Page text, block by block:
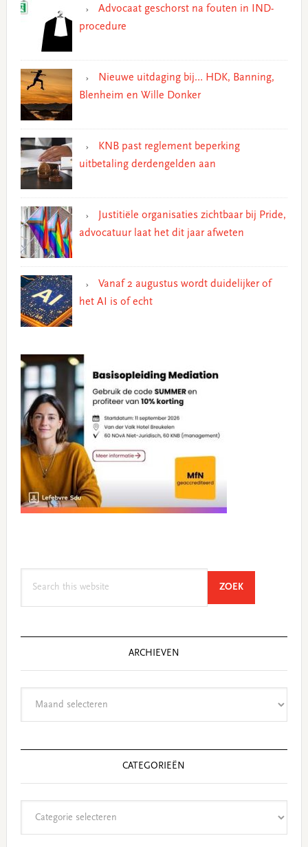
Advocaat geschorst na fouten in IND-
procedure
Nieuwe uitdaging bij… HDK, Banning,
Blenheim en Wille Donker
KNB past reglement beperking
uitbetaling derdengelden aan
Justitiële organisaties zichtbaar bij Pride,
advocatuur laat het dit jaar afweten
Vanaf 2 augustus wordt duidelijker of
het AI is of echt
ZOEKSEARCH
ARCHIEVEN
CATEGORIEËN